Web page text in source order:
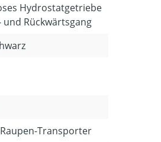
Hydrostatgetriebe
und Rückwärtsgang
Transporter